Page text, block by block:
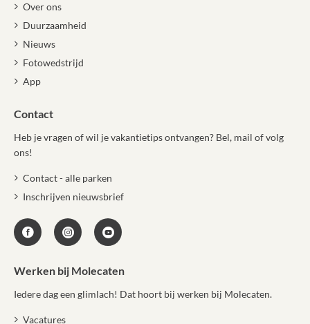
Over ons
Duurzaamheid
Nieuws
Fotowedstrijd
App
Contact
Heb je vragen of wil je vakantietips ontvangen? Bel, mail of volg
ons!
Contact - alle parken
Inschrijven nieuwsbrief
Werken bij Molecaten
Iedere dag een glimlach! Dat hoort bij werken bij Molecaten.
Vacatures